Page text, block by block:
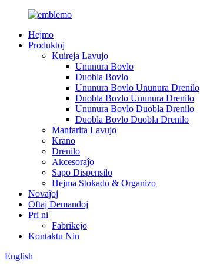
Hejmo
Produktoj
Kuireja Lavujo
Ununura Bovlo
Duobla Bovlo
Ununura Bovlo Ununura Drenilo
Duobla Bovlo Ununura Drenilo
Ununura Bovlo Duobla Drenilo
Duobla Bovlo Duobla Drenilo
Manfarita Lavujo
Krano
Drenilo
Akcesoraĵo
Sapo Dispensilo
Hejma Stokado & Organizo
Novaĵoj
Oftaj Demandoj
Pri ni
Fabrikejo
Kontaktu Nin
English